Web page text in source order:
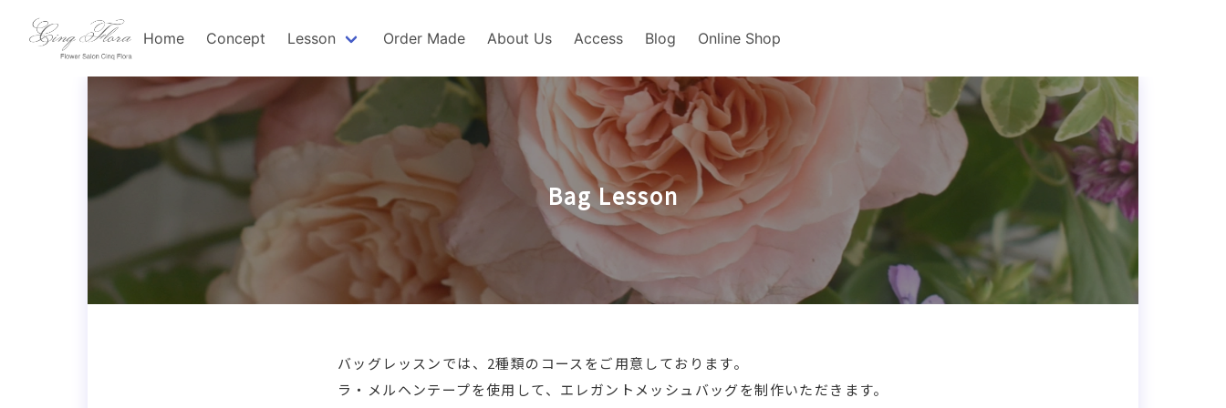
Home Concept Lesson Order Made About Us Access Blog Online Shop
Bag Lesson
バッグレッスンでは、2種類のコースをご用意しております。
ラ・メルヘンテープを使用して、エレガントメッシュバッグを制作いただきます。